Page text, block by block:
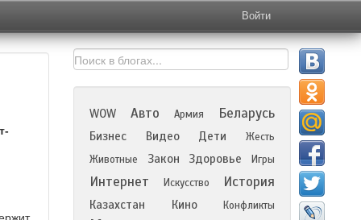
Войти
WOW Авто Армия Беларусь
Бизнес Видео Дети
Жесть
Животные
Закон Здоровье Игры
Интернет Искусство История
Казахстан Кино Конфликты